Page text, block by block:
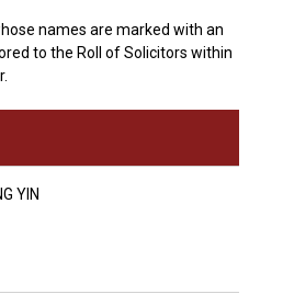
names are marked with an
to the Roll of Solicitors within
YIN